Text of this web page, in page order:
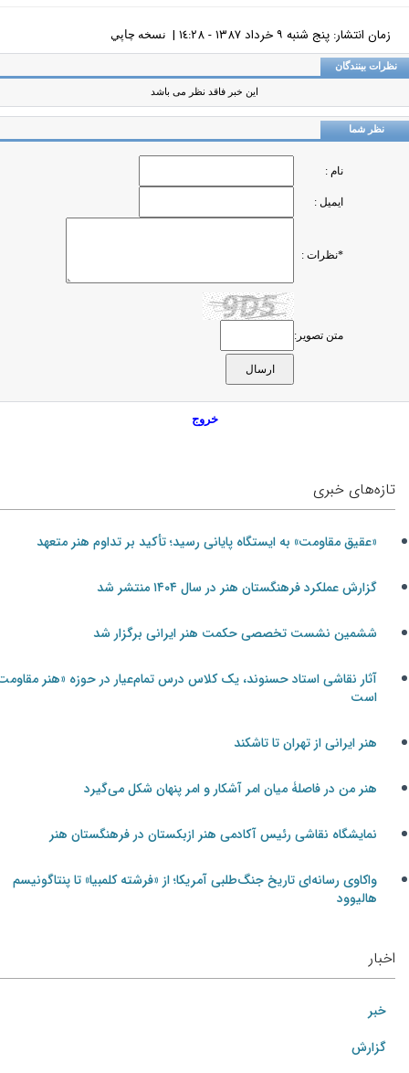
زمان انتشار: پنج شنبه ٩ خرداد ١٣٨٧ - ١٤:٢٨ | نسخه چاپي
بینندگان
این خبر فاقد نظر می باشد
نظر شما
نام :
ایمیل :
*نظرات :
متن تصویر:
خروج
تازه‌های خبری
«عقیق مقاومت» به ایستگاه پایانی رسید؛ تأکید بر تداوم هنر متعهد
گزارش عملکرد فرهنگستان هنر در سال ۱۴۰۴ منتشر شد
ششمین نشست تخصصی حکمت هنر ایرانی برگزار شد
آثار نقاشی استاد حسنوند، یک کلاس درس تمام‌عیار در حوزه «هنر مقاومت»
است
هنر ایرانی از تهران تا تاشکند
هنر من در فاصلۀ میان امر آشکار و امر پنهان شکل می‌گیرد
نمایشگاه نقاشی رئیس آکادمی هنر ازبکستان در فرهنگستان هنر
واکاوی رسانه‌ای تاریخ جنگ‌طلبی آمریکا؛ از «فرشته کلمبیا» تا پنتاگونیسم
هالیوود
اخبار
خبر
گزارش